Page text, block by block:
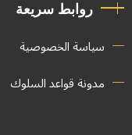
روابط سريعة
سياسة الخصوصية
مدونة قواعد السلوك